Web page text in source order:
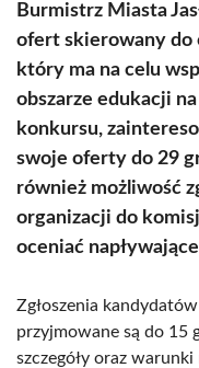
Burmistrz Miasta
ofert skierowany do
który ma na celu
obszarze edukacji
konkursu,
swoje oferty do 29
również możliwość
organizacji do
oceniać
Zgłoszenia
przyjmowane są do 15
szczegóły oraz